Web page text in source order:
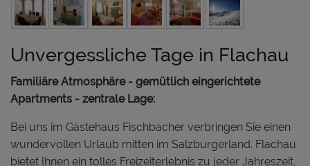
Unvergessliche Tage in Flachau
Familiäre Atmosphäre - gemütlich eingerichtete
Apartments - zentrale Lage:
Bei uns im Gästehaus Fischbacher verbringen Sie einen
wundervollen Urlaub mitten im Salzburgerland. Flachau
bietet Ihnen ein tolles Freizeiterlebnis zu jeder Jahreszeit,